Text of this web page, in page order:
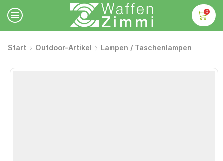
0
Start Outdoor-Artikel Lampen / Taschenlampen